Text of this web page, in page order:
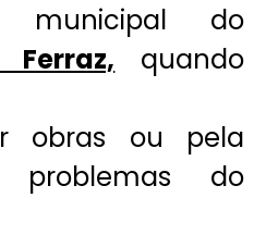
municipal do
Ferraz, quando
obras ou pela
problemas do